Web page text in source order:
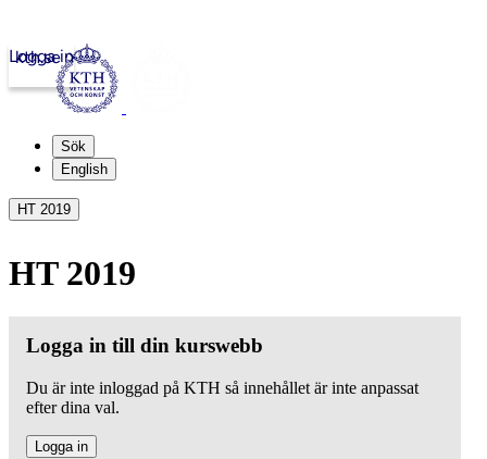
kth.se
Logga in
Sök
English
HT 2019
HT 2019
Logga in till din kurswebb
Du är inte inloggad på KTH så innehållet är inte anpassat
efter dina val.
Logga in